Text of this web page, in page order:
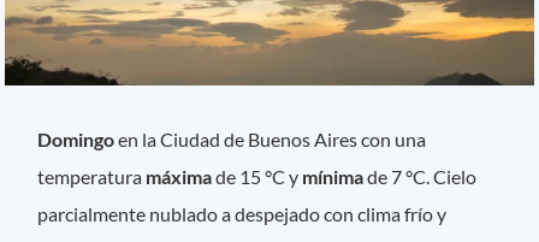
Domingoen la Ciudad de Buenos Aires con una
temperatura máximade 15 °C y mínimade 7 °C. Cielo
parcialmente nublado a despejado con clima frío y